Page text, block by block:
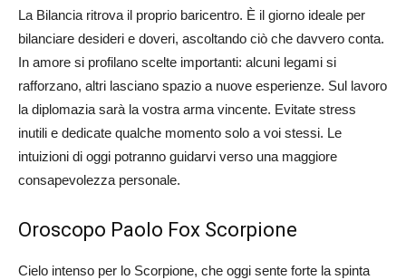
La Bilancia ritrova il proprio baricentro. È il giorno ideale per
bilanciare desideri e doveri, ascoltando ciò che davvero conta.
In amore si profilano scelte importanti: alcuni legami si
rafforzano, altri lasciano spazio a nuove esperienze. Sul lavoro
la diplomazia sarà la vostra arma vincente. Evitate stress
inutili e dedicate qualche momento solo a voi stessi. Le
intuizioni di oggi potranno guidarvi verso una maggiore
consapevolezza personale.
Oroscopo Paolo Fox Scorpione
Cielo intenso per lo Scorpione, che oggi sente forte la spinta